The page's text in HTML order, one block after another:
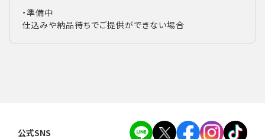
・準備中
仕込みや納品待ちでご提供ができない場合
公式SNS